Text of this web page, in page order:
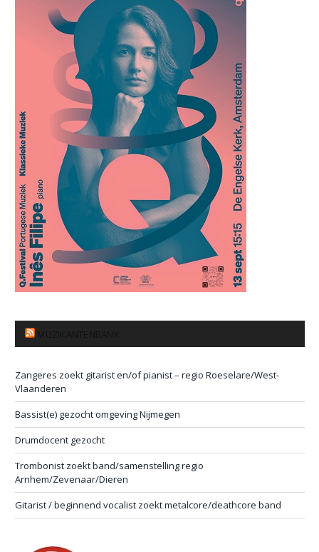
Zangeres zoekt gitarist en/of pianist – regio Roeselare/West-
Vlaanderen
Bassist(e) gezocht omgeving Nijmegen
Drumdocent gezocht
Trombonist zoekt band/samenstelling regio
Arnhem/Zevenaar/Dieren
Gitarist / beginnend vocalist zoekt metalcore/deathcore band